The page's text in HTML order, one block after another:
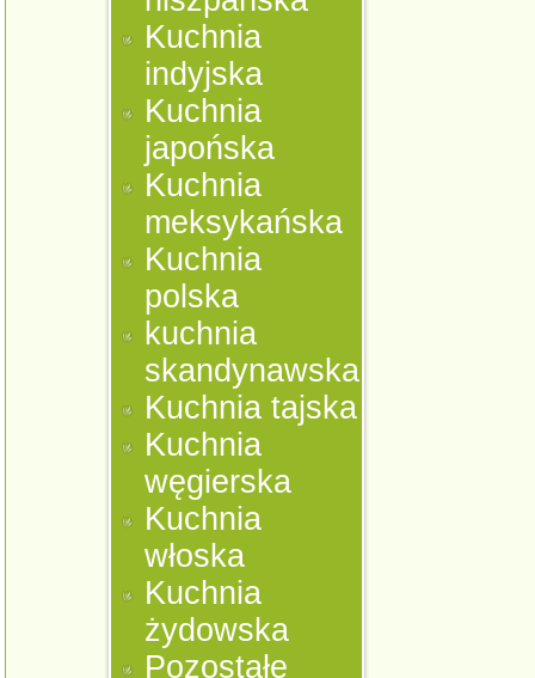
Kuchnia
indyjska
Kuchnia
japońska
Kuchnia
meksykańska
Kuchnia
polska
kuchnia
skandynawska
Kuchnia tajska
Kuchnia
węgierska
Kuchnia
włoska
Kuchnia
żydowska
Pozostałe